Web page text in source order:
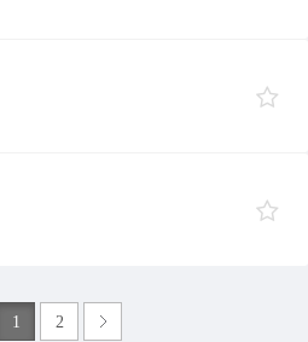
1 2